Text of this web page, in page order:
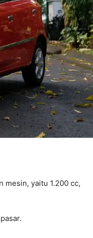
mesin, yaitu 1.200 cc,